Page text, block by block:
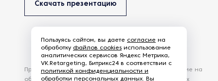
Скачать презентацию
Продолжая использовать наш сайт, вы даете согласие на
обработку файлов Cookies и других пользовательских
Пользуясь сайтом, вы даете согласие на
обработку файлов cookies использование
аналитических сервисов Яндекс Метрика,
VK.Retargeting, Битрикс24 в соответствии с
политикой конфиденциальности и
обработки персональных данных. Вы